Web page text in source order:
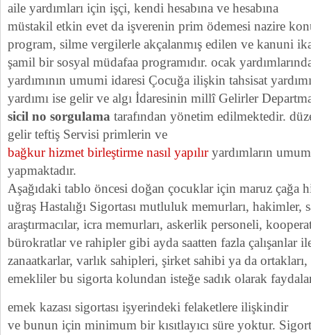
aile yardımları için işçi, kendi hesabına ve hesabına
müstakil etkin evet da işverenin prim ödemesi nazire
program, silme vergilerle akçalanmış edilen ve kanuni
şamil bir sosyal müdafaa programıdır. ocak
yardımının umumi idaresi Çocuğa ilişkin tahsisat
yardımı ise gelir ve algı İdaresinin millî Gelirler
sicil no sorgulama tarafından yönetim edilmektedir.
gelir teftiş Servisi primlerin ve
bağkur hizmet birleştirme nasıl yapılıryardımların
yapmaktadır.
Aşağıdaki tablo öncesi doğan çocuklar için maruz çağa
uğraş Hastalığı Sigortası mutluluk memurları, hakimler,
araştırmacılar, icra memurları, askerlik personeli,
bürokratlar ve rahipler gibi ayda saatten fazla çalışanlar
zanaatkarlar, varlık sahipleri, şirket sahibi ya da
emekliler bu sigorta kolundan isteğe sadık olarak
emek kazası sigortası işyerindeki felaketlere ilişkindir
ve bunun için minimum bir kısıtlayıcı süre yoktur.